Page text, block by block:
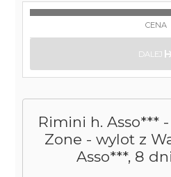
Rimini h. Asso***
Zone - wylot z
Asso***, 8
CENA
DALEJ